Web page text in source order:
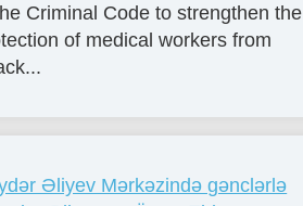
Criminal Code to strengthen the
of medical workers from
Əliyev Mərkəzində gənclərlə